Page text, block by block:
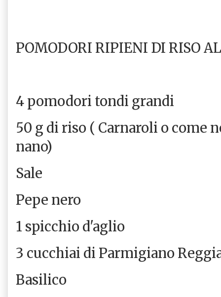
POMODORI RIPIENI DI RISO
4 pomodori tondi grandi
50 g di riso ( Carnaroli o come
nano)
Sale
Pepe nero
1 spicchio d'aglio
3 cucchiai di Parmigiano
Basilico